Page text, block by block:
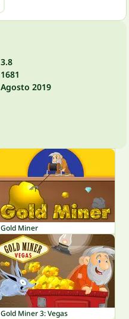
3.8
1681
Agosto 2019
Gold Miner
Gold Miner 3: Vegas